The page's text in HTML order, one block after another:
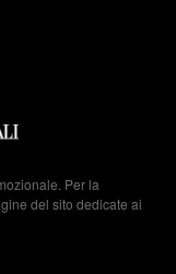
Per la
del sito dedicate ai